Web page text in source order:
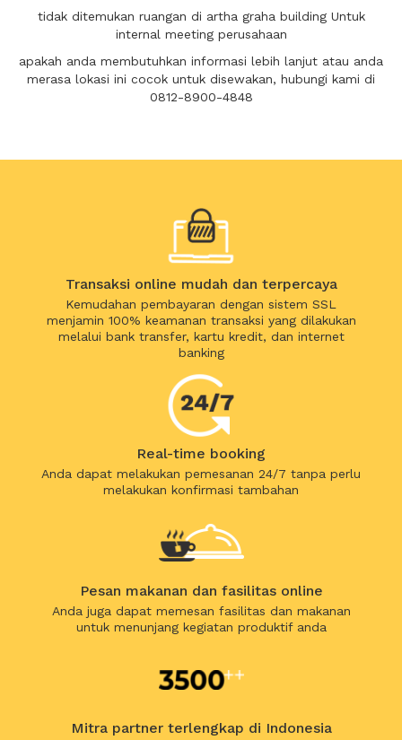
tidak ditemukan ruangan di artha graha building Untuk
internal meeting perusahaan
apakah anda membutuhkan informasi lebih lanjut atau anda
merasa lokasi ini cocok untuk disewakan, hubungi kami di
0812-8900-4848
Transaksi online mudah dan terpercaya
Kemudahan pembayaran dengan sistem SSL
menjamin 100% keamanan transaksi yang dilakukan
melalui bank transfer, kartu kredit, dan internet
banking
Real-time booking
Anda dapat melakukan pemesanan 24/7 tanpa perlu
melakukan konfirmasi tambahan
Pesan makanan dan fasilitas online
Anda juga dapat memesan fasilitas dan makanan
untuk menunjang kegiatan produktif anda
Mitra partner terlengkap di Indonesia